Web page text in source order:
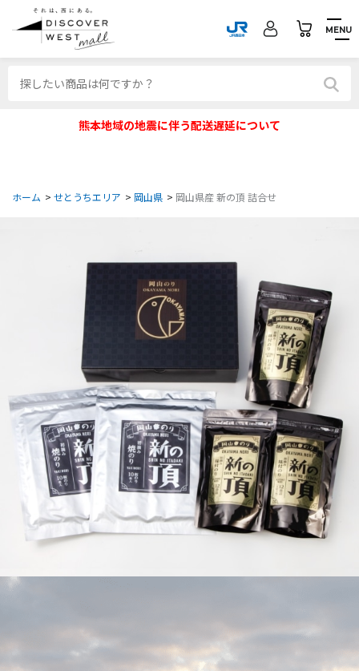
MENU
熊本地域の地震に伴う配送遅延について
ホーム > せとうちエリア > 岡山県 > 岡山県産 新の頂 詰合せ